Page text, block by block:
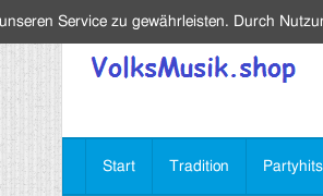
Start Tradition Partyhits
Service zu gewährleisten. Durch